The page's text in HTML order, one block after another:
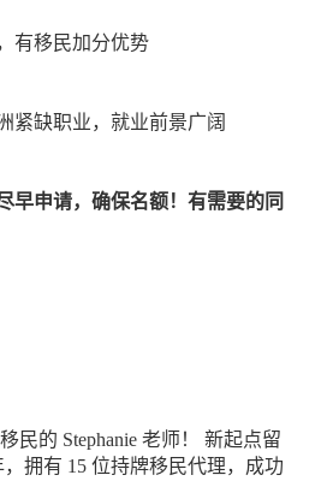
有移民加分优势
紧缺职业，就业前景广阔
早申请，确保名额！有需要的同
民的 Stephanie 老师！
新起点留
，拥有 15 位持牌移民代理，成功